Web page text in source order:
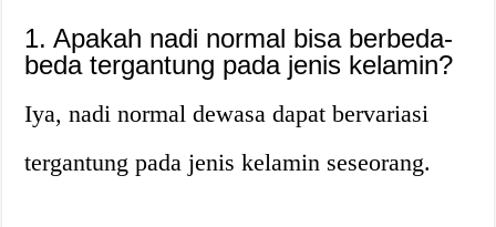
1. Apakah nadi normal bisa berbeda-
beda tergantung pada jenis kelamin?
Iya, nadi normal dewasa dapat bervariasi
tergantung pada jenis kelamin seseorang.